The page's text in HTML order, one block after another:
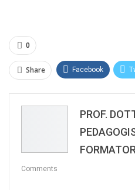
0
Share Facebook
PROF.
Comments